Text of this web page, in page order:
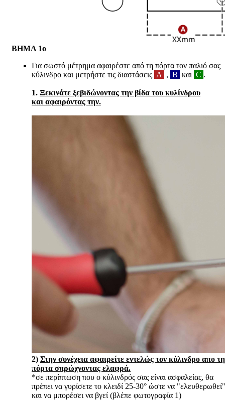
ΒΗΜΑ 1ο
Για σωστό μέτρημα αφαιρέστε από τη πόρτα τον παλιό σας
κύλινδρο και μετρήστε τις διαστάσεις A , B και C .
1. Ξεκινάτε ξεβιδώνοντας την βίδα του κυλίνδρου
και αφαιρόντας την.
2) Στην συνέχεια αφαιρείτε εντελώς τον κύλινδρο απο
πόρτα σπρώχνοντας ελαφρά.
*σε περίπτωση που ο κύλινδρός σας είναι ασφαλείας, θα
πρέπει να γυρίσετε το κλειδί 25-30° ώστε να "ελευθερωθεί"
και να μπορέσει να βγεί (βλέπε φωτογραφία 1)